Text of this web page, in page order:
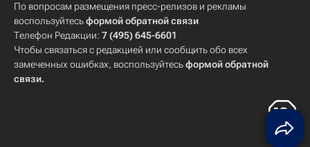
По вопросам размещения пресс-релизов и рекламы
воспользуйтесьформой обратной связи
Телефон Редакции: 7 (495) 645-6601
Чтобы связаться с редакцией или сообщить обо всех
замеченных ошибках, воспользуйтесьформой обратной
связи.